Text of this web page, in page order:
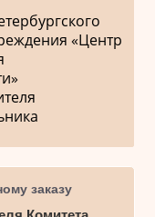
«Центр
заказу